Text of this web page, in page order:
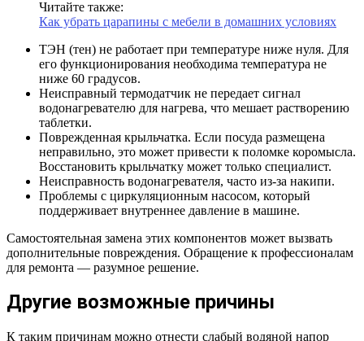
Читайте также:
Как убрать царапины с мебели в домашних условиях
ТЭН (тен) не работает при температуре ниже нуля. Для
его функционирования необходима температура не
ниже 60 градусов.
Неисправный термодатчик не передает сигнал
водонагревателю для нагрева, что мешает растворению
таблетки.
Поврежденная крыльчатка. Если посуда размещена
неправильно, это может привести к поломке коромысла.
Восстановить крыльчатку может только специалист.
Неисправность водонагревателя, часто из-за накипи.
Проблемы с циркуляционным насосом, который
поддерживает внутреннее давление в машине.
Самостоятельная замена этих компонентов может вызвать
дополнительные повреждения. Обращение к профессионалам
для ремонта — разумное решение.
Другие возможные причины
К таким причинам можно отнести слабый водяной напор